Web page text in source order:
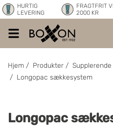
HURTIG
LEVERING
FRAGTFRIT
2000 KR
Hjem / Produkter /
/ Longopac sækkesystem
Longopac